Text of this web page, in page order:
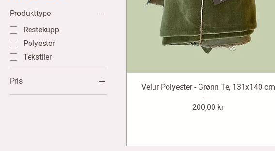
Produkttype
Restekupp
Polyester
Tekstiler
Pris
Velur Polyester - Grønn Te, 131x140 cm
Pris
200,00 kr